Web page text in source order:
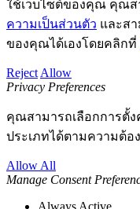
ใช้เว็บไซต์ของคุณ คุณส
ความเป็นส่วนตัว และส
ของคุณได้เองโดยคลิกที่
Reject Allow
Privacy Preferences
คุณสามารถเลือกการตั้
ประเภทได้ตามความต้อ
Allow All
Manage Consent